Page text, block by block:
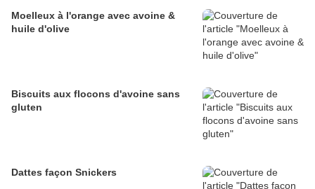
Moelleux à l'orange avec avoine &
huile d'olive
Biscuits aux flocons d'avoine sans
gluten
Dattes façon Snickers